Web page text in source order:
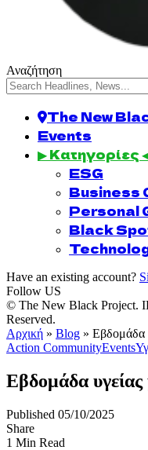
Αναζήτηση
The New
Events
▶ Κατηγορίες
ESG
Business
Personal
Black
Have an existing account?
Follow US
© The New Black Project.
Reserved.
Αρχική » Blog » Εβδομάδα
Action CommunityEvents
Εβδομάδα υγείας
Published 05/10/2025
Share
1 Min Read